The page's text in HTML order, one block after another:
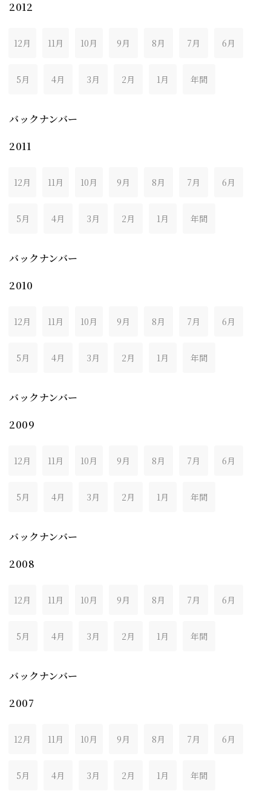
2012
12月 11月 10月 9月 8月 7月 6月
5月 4月 3月 2月 1月 年間
バックナンバー
2011
12月 11月 10月 9月 8月 7月 6月
5月 4月 3月 2月 1月 年間
バックナンバー
2010
12月 11月 10月 9月 8月 7月 6月
5月 4月 3月 2月 1月 年間
バックナンバー
2009
12月 11月 10月 9月 8月 7月 6月
5月 4月 3月 2月 1月 年間
バックナンバー
2008
12月 11月 10月 9月 8月 7月 6月
5月 4月 3月 2月 1月 年間
バックナンバー
2007
12月 11月 10月 9月 8月 7月 6月
5月 4月 3月 2月 1月 年間